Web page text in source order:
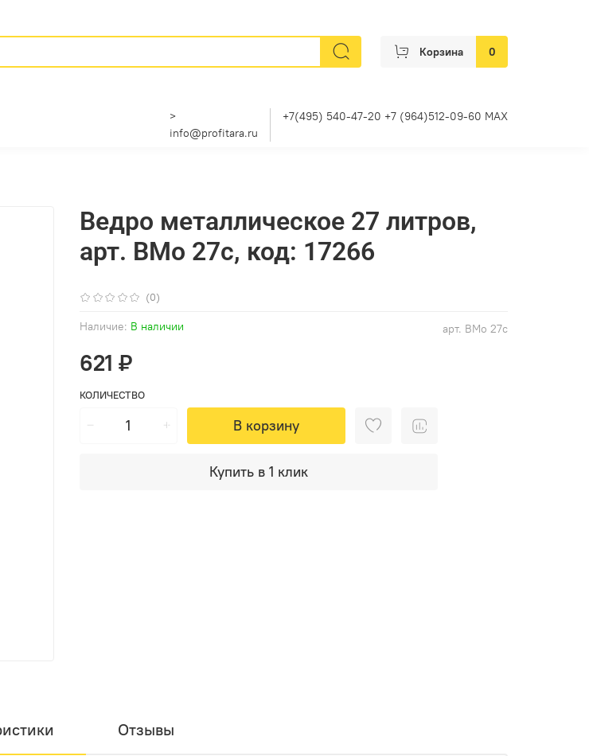
Корзина 0
>
info@profitara.ru
+7(495) 540-47-20 +7 (964)512-09-60 MAX
(0)
арт. ВМо 27с
Наличие: В наличии
Ведро металлическое 27 литров,
арт. ВМо 27с, код: 17266
621 ₽
КОЛИЧЕСТВО
В корзину
Купить в 1 клик
Отзывы